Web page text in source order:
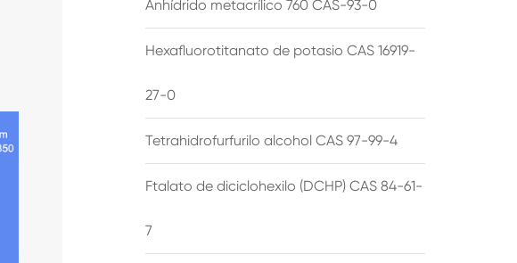
Anhídrido metacrílico 760 CAS-93-0
Hexafluorotitanato de potasio CAS 16919-
27-0
Tetrahidrofurfurilo alcohol CAS 97-99-4
Ftalato de diciclohexilo (DCHP) CAS 84-61-
7